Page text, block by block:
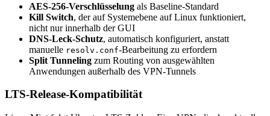
AES-256-Verschlüsselung als Baseline-Standard
Kill Switch, der auf Systemebene auf Linux funktioniert,
nicht nur innerhalb der GUI
DNS-Leck-Schutz, automatisch konfiguriert, anstatt
manuelle resolv.conf-Bearbeitung zu erfordern
Split Tunneling zum Routing von ausgewählten
Anwendungen außerhalb des VPN-Tunnels
LTS-Release-Kompatibilität